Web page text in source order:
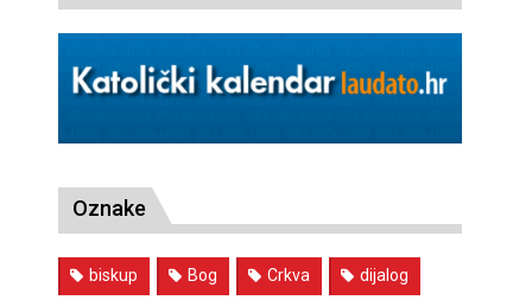
Oznake
biskup Bog Crkva dijalog